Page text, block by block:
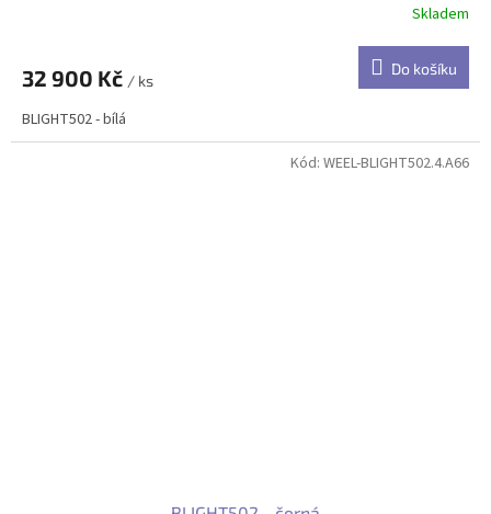
Skladem
32 900 Kč / ks
Do košíku
BLIGHT502 - bílá
Kód: WEEL-BLIGHT502.4.A66